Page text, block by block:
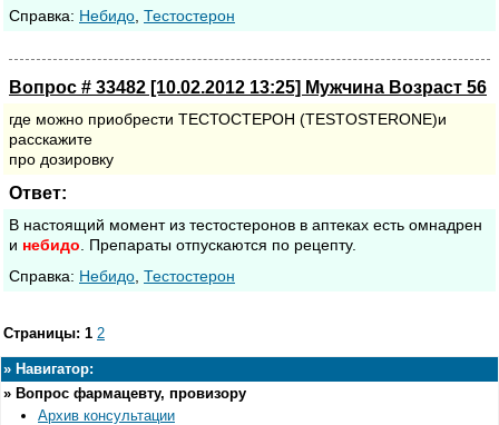
Cправка: Небидо Тестостерон
Вопрос # 33482 [10.02.2012 13:25] Мужчина Возраст 56
где можно приобрести ТЕСТОСТЕРОН (TESTOSTERONE)и
расскажите
про дозировку
Ответ:
В настоящий момент из тестостеронов в аптеках есть омнадрен
и небидо . Препараты отпускаются по рецепту.
Cправка: Небидо Тестостерон
Страницы: 1 2
» Навигатор:
» Вопрос фармацевту, провизору
Архив консультации